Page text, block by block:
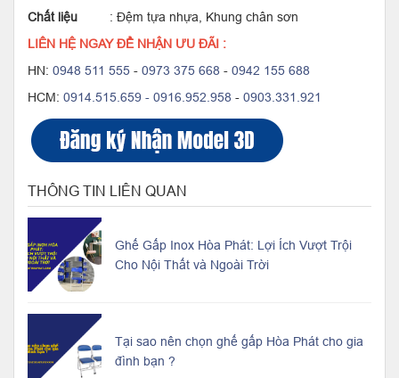
Chất liệu : Đệm tựa nhựa, Khung chân sơn
LIÊN HỆ NGAY ĐỂ NHẬN ƯU ĐÃI :
HN: 0948 511 555 - 0973 375 668 - 0942 155 688
HCM: 0914.515.659 - 0916.952.958 - 0903.331.921
THÔNG TIN LIÊN QUAN
Ghế Gấp Inox Hòa Phát: Lợi Ích Vượt Trội
Cho Nội Thất và Ngoài Trời
Tại sao nên chọn ghế gấp Hòa Phát cho gia
đình bạn ?